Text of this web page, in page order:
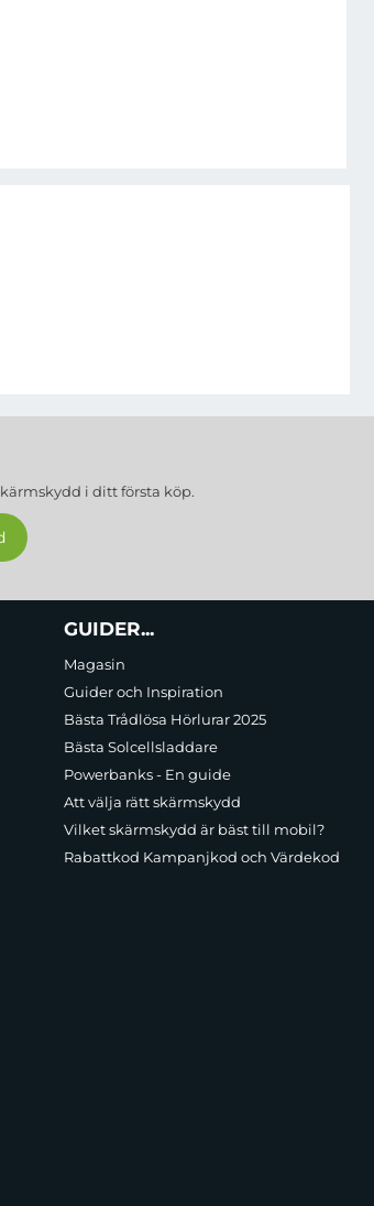
i ditt första köp.
GUIDER...
Magasin
Guider och Inspiration
Bästa Trådlösa Hörlurar 2025
Bästa Solcellsladdare
Powerbanks - En guide
Att välja rätt skärmskydd
Vilket skärmskydd är bäst till mobil?
Rabattkod Kampanjkod och Värdekod